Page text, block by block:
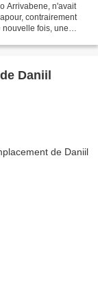
Arrivabene, n'avait
contrairement
fois, une
Daniil